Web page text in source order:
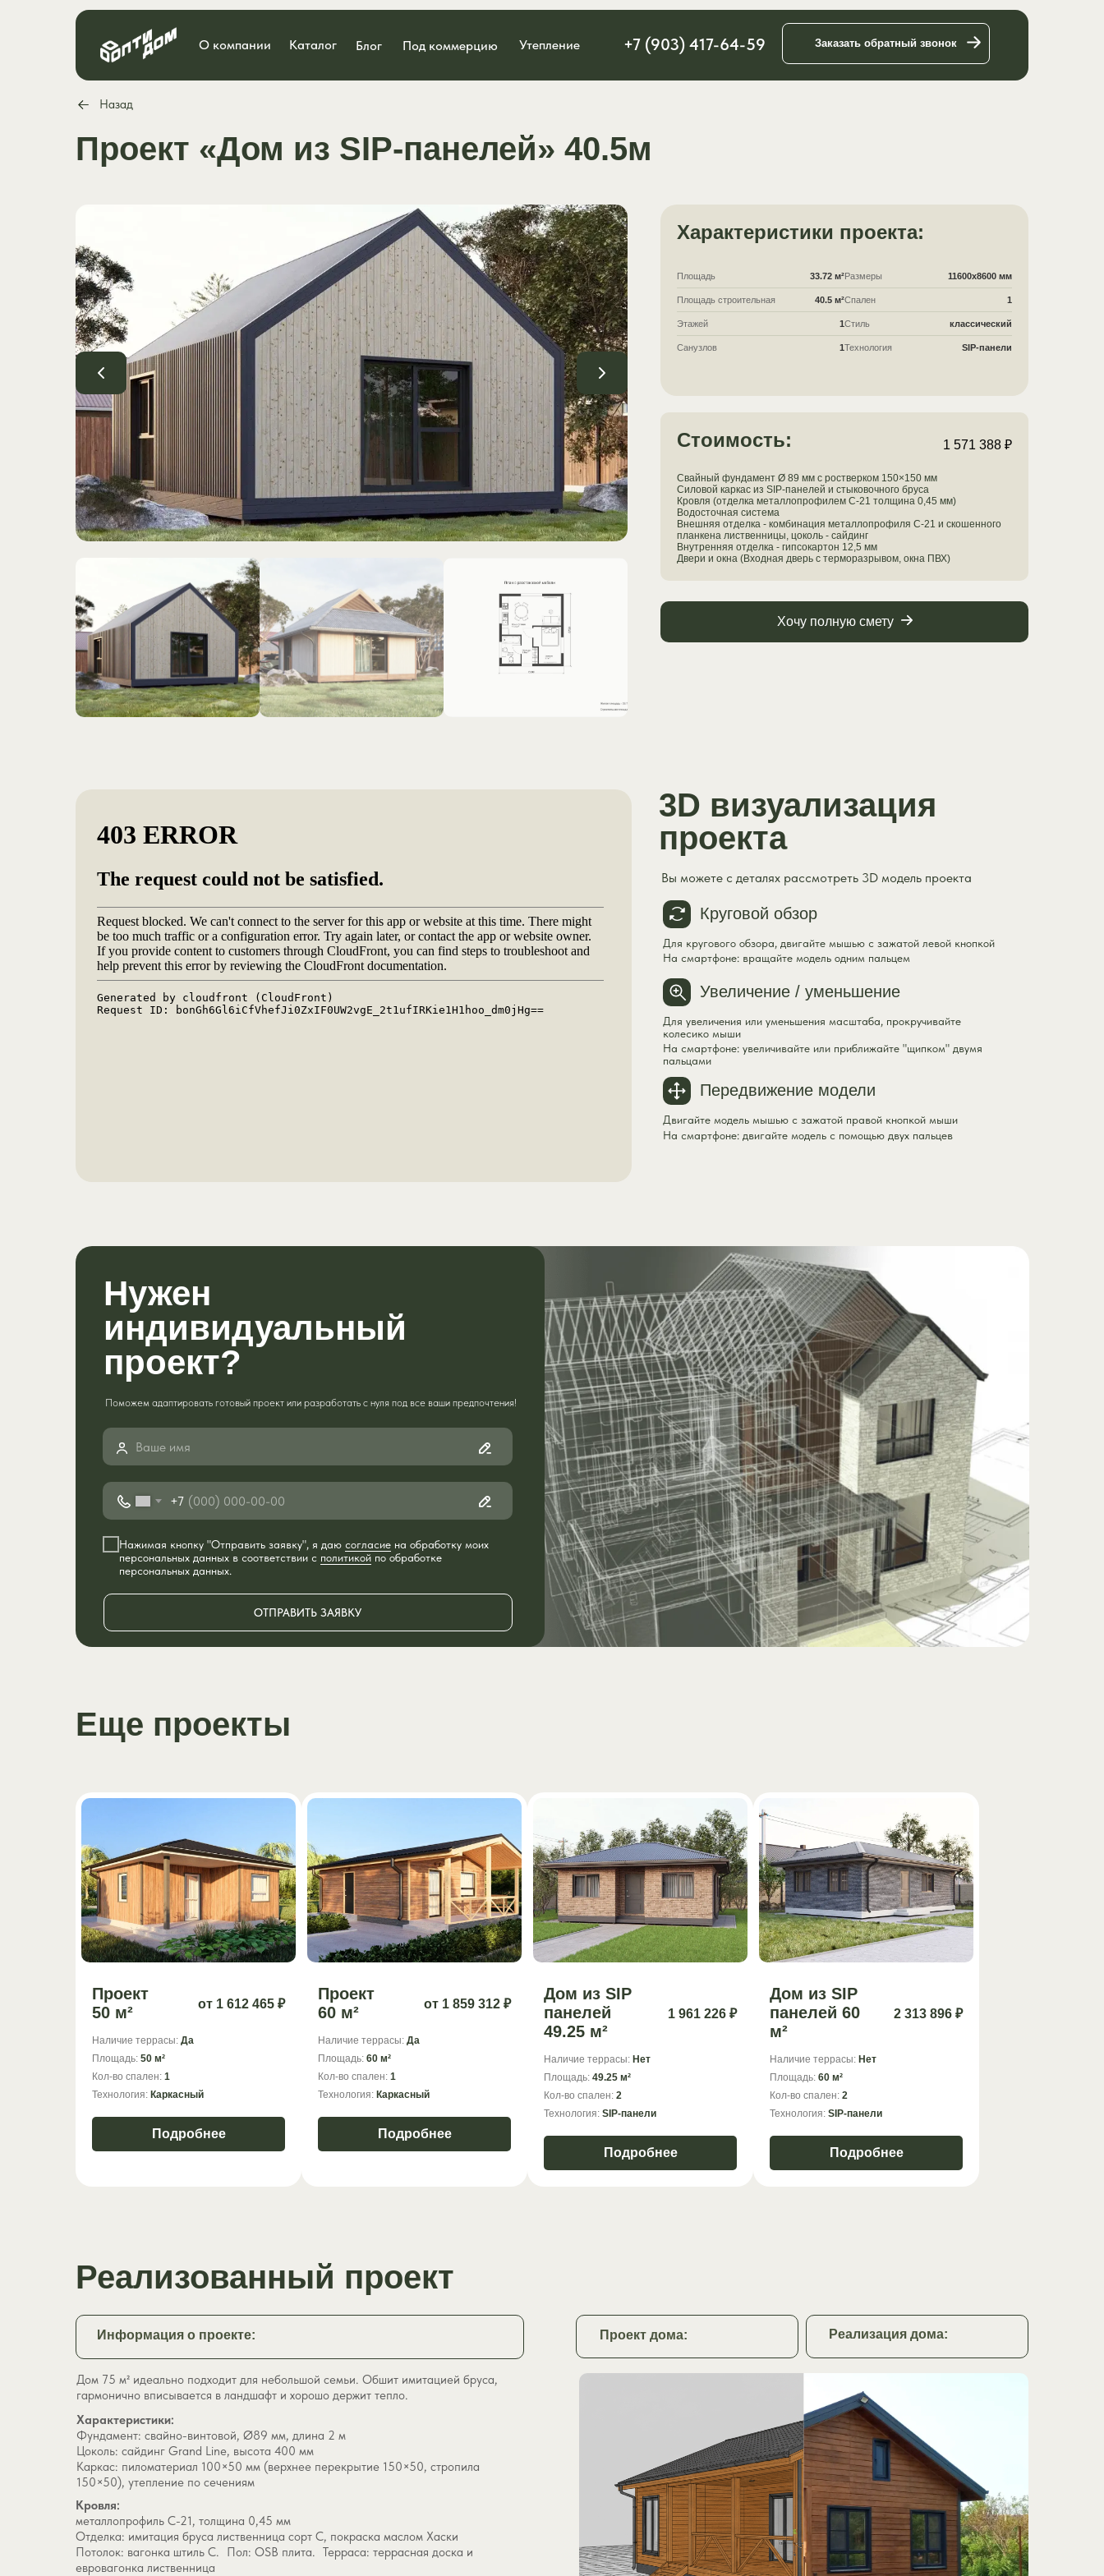
О компании Каталог Утепление
Под коммерцию
Блог +7 (903) 417-64-59 Заказать обратный звонок
Назад
Проект «Дом из SIP-панелей» 40.5м
Характеристики проекта:
Площадь 33.72 м²
Площадь строительная 40.5 м²
Этажей 1
Санузлов 1
Размеры 11600x8600 мм
Спален 1
Стиль классический
Технология SIP-панели
Стоимость: 1 571 388 ₽
Свайный фундамент Ø 89 мм с ростверком 150×150 мм
Силовой каркас из SIP-панелей и стыковочного бруса
Кровля (отделка металлопрофилем С-21 толщина 0,45 мм)
Водосточная система
Внешняя отделка - комбинация металлопрофиля С-21 и скошенного
планкена лиственницы, цоколь - сайдинг
Внутренняя отделка - гипсокартон 12,5 мм
Двери и окна (Входная дверь с терморазрывом, окна ПВХ)
Хочу полную смету
3D визуализация
проекта
Вы можете с деталях рассмотреть 3D модель проекта
Передвижение модели
На смартфоне: двигайте модель с помощью двух пальцев
Двигайте модель мышью с зажатой правой кнопкой мыши
Увеличение / уменьшение
На смартфоне: увеличивайте или приближайте "щипком" двумя
пальцами
Для увеличения или уменьшения масштаба, прокручивайте
колесико мыши
Круговой обзор
На смартфоне: вращайте модель одним пальцем
Для кругового обзора, двигайте мышью с зажатой левой кнопкой
+7
Нажимая кнопку "Отправить заявку", я даю согласие на обработку моих
персональных данных в соответствии с политикой по обработке
персональных данных.
ОТПРАВИТЬ ЗАЯВКУ
Нужен
индивидуальный
проект?
Поможем адаптировать готовый проект или разработать с нуля под все ваши предпочтения!
Проект
50 м²
от 1 612 465 ₽
Наличие террасы: Да
Площадь: 50 м²
Кол-во спален: 1
Технология: Каркасный
Подробнее
Проект
60 м²
от 1 859 312 ₽
Наличие террасы: Да
Площадь: 60 м²
Кол-во спален: 1
Технология: Каркасный
Подробнее
Дом из SIP
панелей
49.25 м²
1 961 226 ₽
Наличие террасы: Нет
Площадь: 49.25 м²
Кол-во спален: 2
Технология: SIP-панели
Подробнее
Дом из SIP
панелей 60
м²
2 313 896 ₽
Наличие террасы: Нет
Площадь: 60 м²
Кол-во спален: 2
Технология: SIP-панели
Подробнее
Еще проекты
Реализованный проект
Характеристики:
Фундамент: свайно-винтовой, Ø89 мм, длина 2 м
Цоколь: сайдинг Grand Line, высота 400 мм
Каркас: пиломатериал 100×50 мм (верхнее перекрытие 150×50, стропила
150×50), утепление по сечениям
Информация о проекте:
Дом 75 м² идеально подходит для небольшой семьи. Обшит имитацией бруса,
гармонично вписывается в ландшафт и хорошо держит тепло.
Кровля:
металлопрофиль С-21, толщина 0,45 мм
Отделка: имитация бруса лиственница сорт С, покраска маслом Хаски
Потолок: вагонка штиль С. Пол: OSB плита. Терраса: террасная доска и
евровагонка лиственница
Проект дома: Реализация дома: